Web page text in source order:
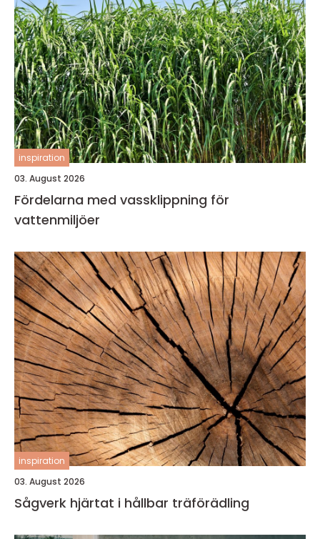
inspiration
03. August 2026
Fördelarna med vassklippning för
vattenmiljöer
inspiration
03. August 2026
Sågverk hjärtat i hållbar träförädling